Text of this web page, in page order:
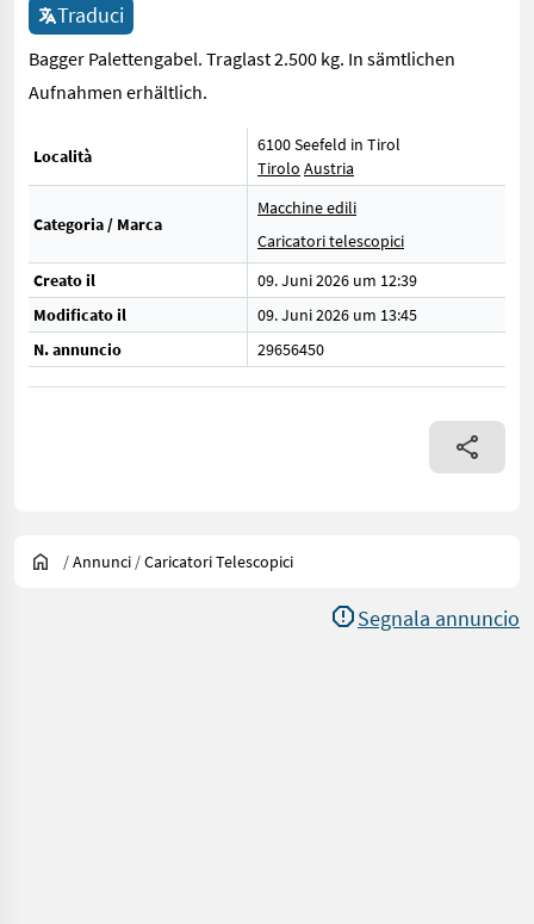
Traduci
Bagger Palettengabel. Traglast 2.500 kg. In sämtlichen
Aufnahmen erhältlich.
Località
6100 Seefeld in Tirol
Tirolo Austria
Categoria / Marca
Macchine edili
Caricatori telescopici
Creato il
09. Juni 2026 um 12:39
Modificato il
09. Juni 2026 um 13:45
N. annuncio
29656450
/Annunci /Caricatori Telescopici
Segnala annuncio